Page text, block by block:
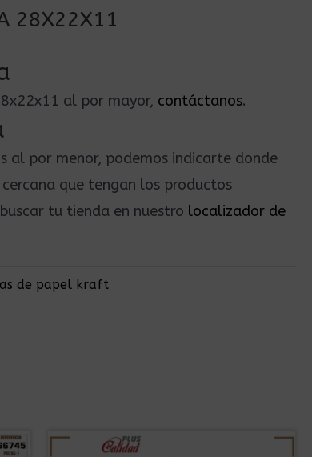
28X22X11
al por mayor, contáctanos.
al por menor, podemos indicarte donde
que tengan los productos
tu tienda en nuestro localizador de
de papel kraft